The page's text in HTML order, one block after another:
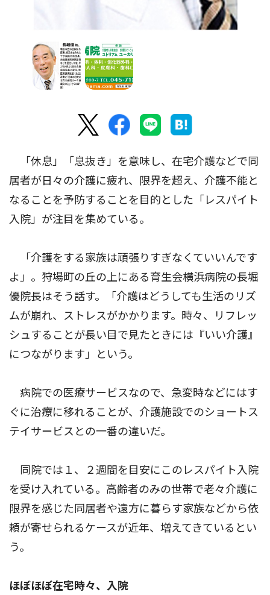
「休息」「息抜き」を意味し、在宅介護などで同
居者が日々の介護に疲れ、限界を超え、介護不能と
なることを予防することを目的とした「レスパイト
入院」が注目を集めている。
「介護をする家族は頑張りすぎなくていいんです
よ」。狩場町の丘の上にある育生会横浜病院の長堀
優院長はそう話す。「介護はどうしても生活のリズ
ムが崩れ、ストレスがかかります。時々、リフレッ
シュすることが長い目で見たときには『いい介護』
につながります」という。
病院での医療サービスなので、急変時などにはす
ぐに治療に移れることが、介護施設でのショートス
テイサービスとの一番の違いだ。
同院では１、２週間を目安にこのレスパイト入院
を受け入れている。高齢者のみの世帯で老々介護に
限界を感じた同居者や遠方に暮らす家族などから依
頼が寄せられるケースが近年、増えてきているとい
う。
ほぼほぼ在宅時々、入院